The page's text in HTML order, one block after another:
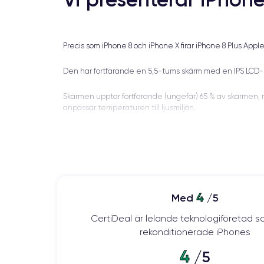
Precis som iPhone 8 och iPhone X firar iPhone 8 Plus
Den har fortfarande en 5,5-tums skärm med en IPS
Skärmen upptar fortfarande (ungefär) 65 % av
anpassar temperaturen till ljusmiljön.
Det nya A11-fusionschippet ingår i mixen, tillsammans
Precis som iPhone 7 Plus är den här modellen IP67-
Foto:
Med 4/5
CertiDeal är lelande teknologiföretad
rekonditionerade iPhones
4/5